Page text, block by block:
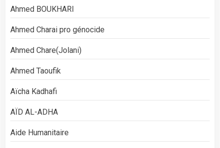
Ahmed BOUKHARI
Ahmed Charai pro génocide
Ahmed Chare(Jolani)
Ahmed Taoufik
Aïcha Kadhafi
AÏD AL-ADHA
Aide Humanitaire